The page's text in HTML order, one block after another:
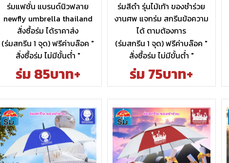
ร่มแฟชั่น แบรนด์นิวฟลาย
newfly umbrella thailand
สั่งซื้อร่ม ได้ราคาส่ง
(ร่มสกรีน 1 จุด) ฟรีค่าบล๊อค "
สั่งซื้อร่ม ไม่มีขั้นต่ำ "
ร่ม 85บาท+
ร่มสีดำ รุ่นไม้เท้า ของชำร่วย
งานศพ แจกร่ม สกรีนข้อความ
ได้ ตามต้องการ
(ร่มสกรีน 1 จุด) ฟรีค่าบล๊อค "
สั่งซื้อร่ม ไม่มีขั้นต่ำ "
ร่ม 75บาท+